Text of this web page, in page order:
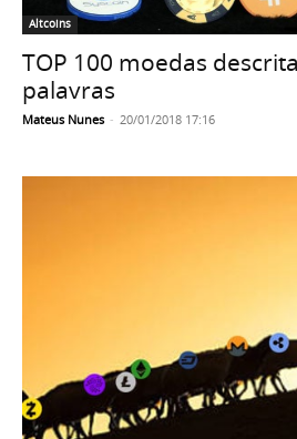
Altcoins
TOP 100 moedas
palavras
Mateus Nunes - 20/01/2018 17:16